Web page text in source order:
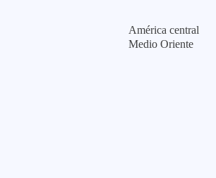
América central
Medio Oriente